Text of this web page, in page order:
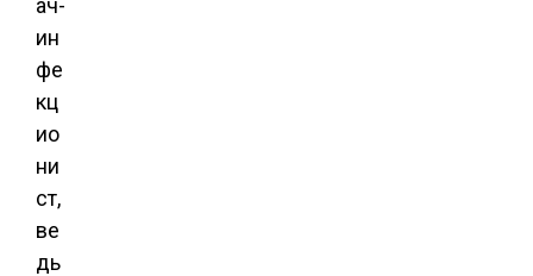
ач-
ин
фе
кц
ио
ни
ст,
ве
дь